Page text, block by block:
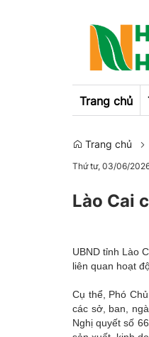
Trang chủ
Trang chủ
Thứ tư, 03/06/
Lào Cai
UBND tỉnh Lào
liên quan hoạt
Cụ thể, Phó
các sở, ban,
Nghị quyết số